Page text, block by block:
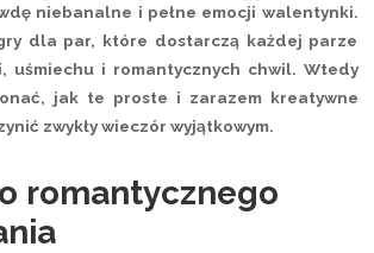
niebanalne i pełne emocji walentynki.
dla par, które dostarczą każdej parze
uśmiechu i romantycznych chwil. Wtedy
jak te proste i zarazem kreatywne
zwykły wieczór wyjątkowym.
romantycznego